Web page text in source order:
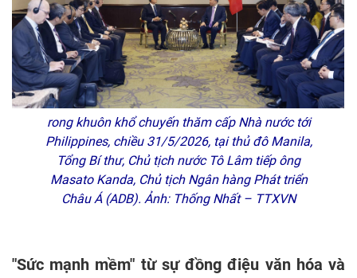
rong khuôn khổ chuyến thăm cấp Nhà nước tới
Philippines, chiều 31/5/2026, tại thủ đô Manila,
Tổng Bí thư, Chủ tịch nước Tô Lâm tiếp ông
Masato Kanda, Chủ tịch Ngân hàng Phát triển
Châu Á (ADB). Ảnh: Thống Nhất – TTXVN
"Sức mạnh mềm" từ sự đồng điệu văn hóa và